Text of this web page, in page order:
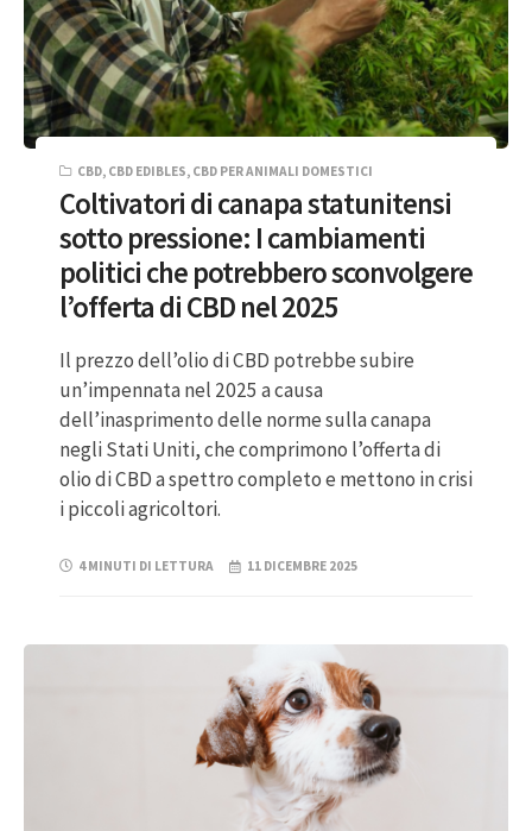
CBD, CBD EDIBLES, CBD PER ANIMALI DOMESTICI
Coltivatori di canapa statunitensi
sotto pressione: I cambiamenti
politici che potrebbero sconvolgere
l’offerta di CBD nel 2025
Il prezzo dell’olio di CBD potrebbe subire
un’impennata nel 2025 a causa
dell’inasprimento delle norme sulla canapa
negli Stati Uniti, che comprimono l’offerta di
olio di CBD a spettro completo e mettono in crisi
i piccoli agricoltori.
4 MINUTI DI LETTURA 11 DICEMBRE 2025